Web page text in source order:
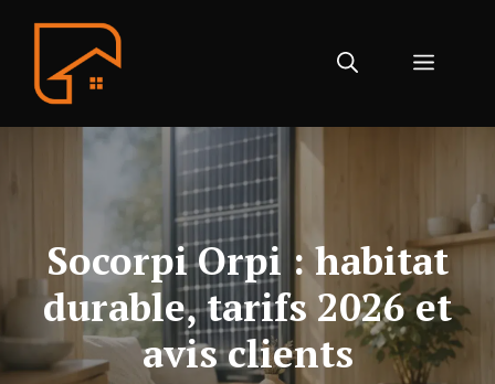
contenu
Menu
Socorpi Orpi : habitat
durable, tarifs 2026 et
avis clients